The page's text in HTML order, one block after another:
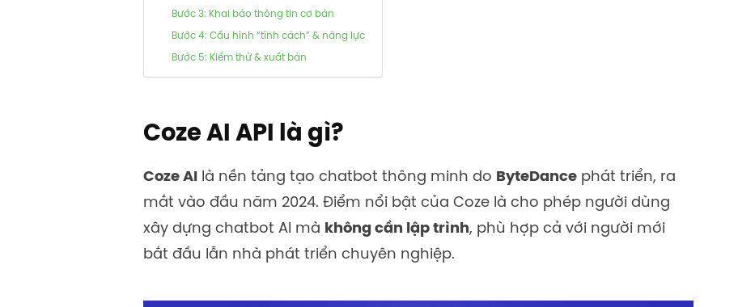
Bước 3: Khai báo thông tin cơ bản
Bước 4: Cấu hình “tính cách” & năng lực
Bước 5: Kiểm thử & xuất bản
Coze AI API là gì?
Coze AI là nền tảng tạo chatbot thông minh do ByteDance phát triển, ra
mắt vào đầu năm 2024. Điểm nổi bật của Coze là cho phép người dùng
xây dựng chatbot AI mà không cần lập trình, phù hợp cả với người mới
bắt đầu lẫn nhà phát triển chuyên nghiệp.